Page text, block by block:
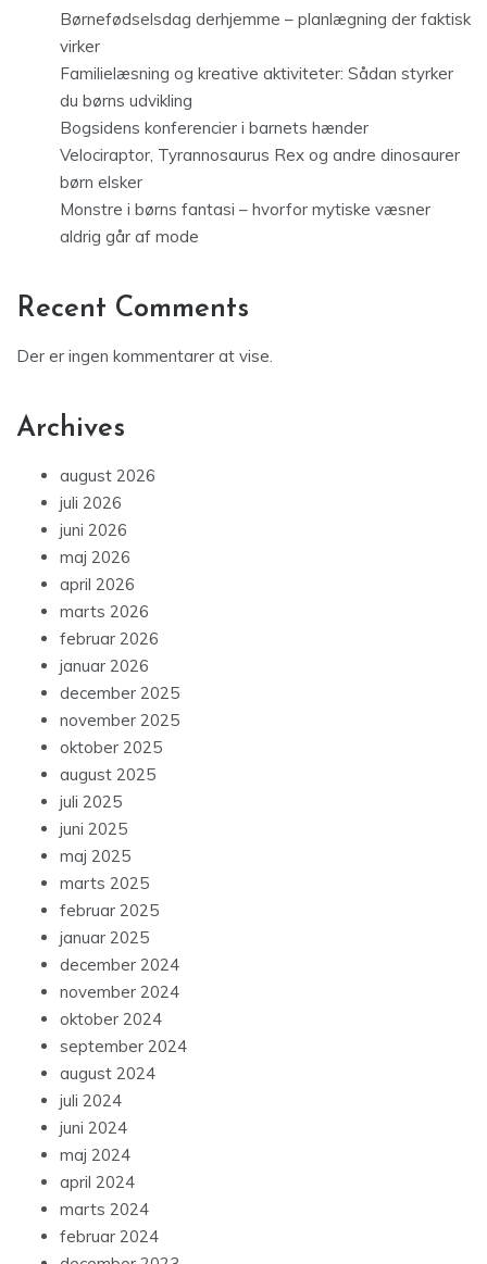
Børnefødselsdag derhjemme – planlægning der faktisk
virker
Familielæsning og kreative aktiviteter: Sådan styrker
du børns udvikling
Bogsidens konferencier i barnets hænder
Velociraptor, Tyrannosaurus Rex og andre dinosaurer
børn elsker
Monstre i børns fantasi – hvorfor mytiske væsner
aldrig går af mode
Recent Comments
Der er ingen kommentarer at vise.
Archives
august 2026
juli 2026
juni 2026
maj 2026
april 2026
marts 2026
februar 2026
januar 2026
december 2025
november 2025
oktober 2025
august 2025
juli 2025
juni 2025
maj 2025
marts 2025
februar 2025
januar 2025
december 2024
november 2024
oktober 2024
september 2024
august 2024
juli 2024
juni 2024
maj 2024
april 2024
marts 2024
februar 2024